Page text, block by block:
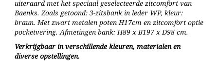
uiteraard met het speciaal geselecteerde zitcomfort van
Baenks. Zoals getoond: 3-zitsbank in leder WP, kleur:
braun. Met zwart metalen poten H17cm en zitcomfort optie
pocketvering. Afmetingen bank: H89 x B197 x D98 cm.
Verkrijgbaar in verschillende kleuren, materialen en
diverse opstellingen.